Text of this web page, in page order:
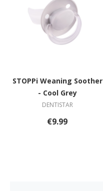
STOPPi Weaning Soother
- Cool Grey
DENTISTAR
€9.99